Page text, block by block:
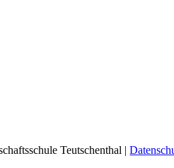
Teutschenthal |